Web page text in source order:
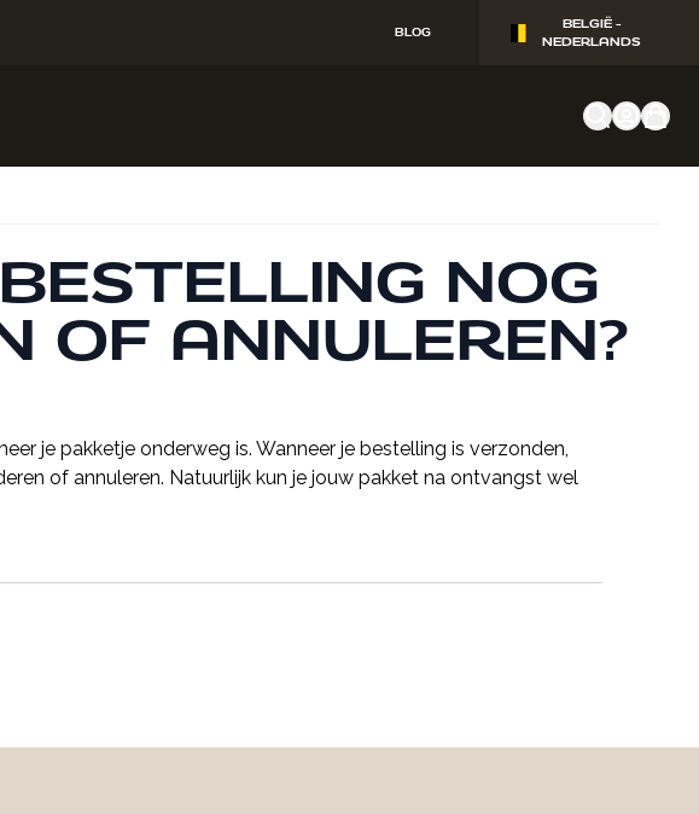
BLOG
BELGIË -
NEDERLANDS
NOG
OF ANNULEREN?
je pakketje onderweg is. Wanneer je bestelling is verzonden,
of annuleren. Natuurlijk kun je jouw pakket na ontvangst wel